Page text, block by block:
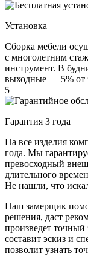
Установка
Сборка мебели
с многолетним
инструмент. В
выходные — 5% от
5
Гарантия 3 года
На все изделия
года. Мы
превосходный
длительного
Не нашли, что
Наш замерщик
решения, даст
произведет точный
составит эскиз и
позволит узнать